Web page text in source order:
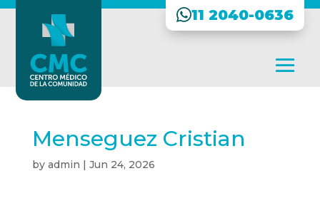
11 2040-0636
Menseguez Cristian
by admin | Jun 24, 2026